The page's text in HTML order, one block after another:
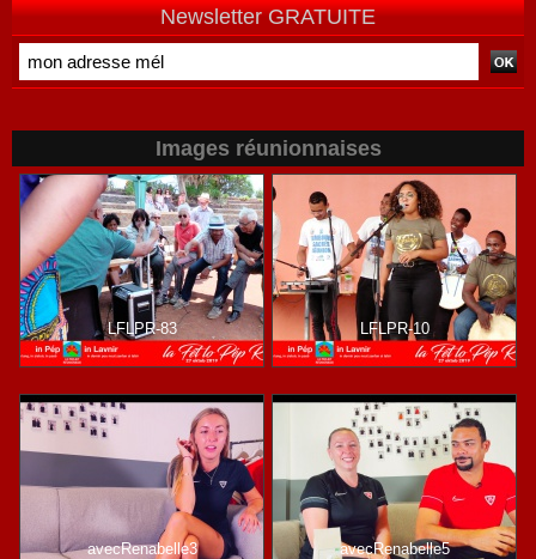
Newsletter GRATUITE
Images réunionnaises
LFLPR-83 LFLPR-10
avecRenabelle3 avecRenabelle5